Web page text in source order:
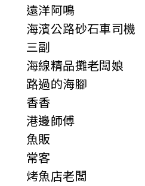
遠洋阿鳴
海濱公路砂石車司機
三副
海線精品攤老闆娘
路過的海腳
香香
港邊師傅
魚販
常客
烤魚店老闆